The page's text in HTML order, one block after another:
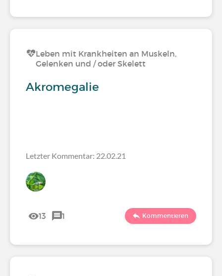
Leben mit Krankheiten an Muskeln,
Gelenken und / oder Skelett
Akromegalie
Letzter Kommentar: 22.02.21
13 1 Kommentieren